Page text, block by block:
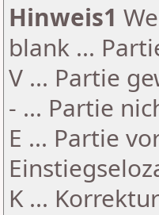
Hinweis1
blank ...
V ... Partie
- ... Partie
E ... Partie
K ...